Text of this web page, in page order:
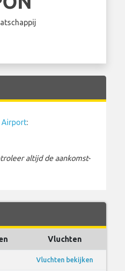
Airport:
altijd de aankomst-
Vluchten
Vluchten bekijken